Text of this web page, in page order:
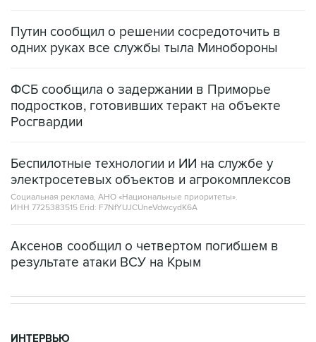
Путин сообщил о решении сосредоточить в
одних руках все службы тыла Минобороны
ФСБ сообщила о задержании в Приморье
подростков, готовивших теракт на объекте
Росгвардии
Беспилотные технологии и ИИ на службе у
электросетевых объектов и агрокомплексов
Социальная реклама, АНО «Национальные приоритеты».
ИНН 7725383515 Erid: F7NfYUJCUneVdwcydK6A
Аксенов сообщил о четвертом погибшем в
результате атаки ВСУ на Крым
ИНТЕРВЬЮ